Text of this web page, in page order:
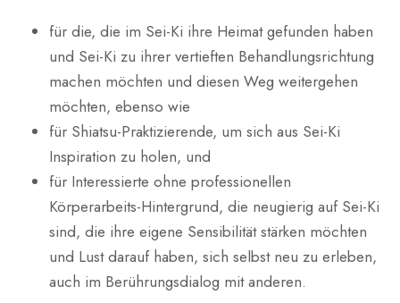
für die, die im Sei-Ki ihre Heimat gefunden haben
und Sei-Ki zu ihrer vertieften Behandlungsrichtung
machen möchten und diesen Weg weitergehen
möchten, ebenso wie
für Shiatsu-Praktizierende, um sich aus Sei-Ki
Inspiration zu holen, und
für Interessierte ohne professionellen
Körperarbeits-Hintergrund, die neugierig auf Sei-Ki
sind, die ihre eigene Sensibilität stärken möchten
und Lust darauf haben, sich selbst neu zu erleben,
auch im Berührungsdialog mit anderen.